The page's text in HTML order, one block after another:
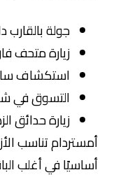
جولة بالقارب
زيارة متحف فان
استكشاف ساحة
التسوق في شارع
زيارة حدائق
تناسب الأزواج
في أغلب الباقات